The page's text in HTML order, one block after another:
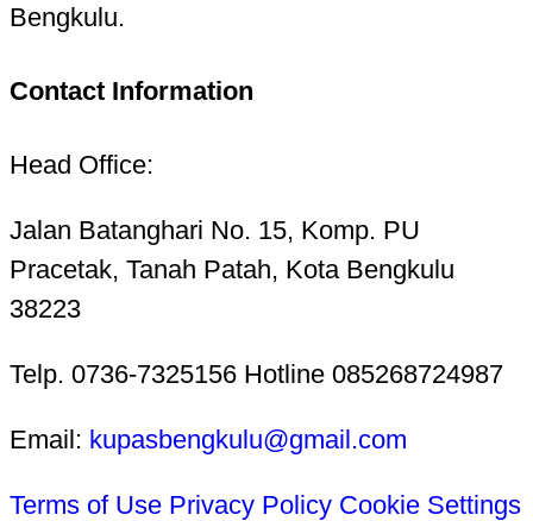
Bengkulu.
Contact Information
Head Office:
Jalan Batanghari No. 15, Komp. PU
Pracetak, Tanah Patah, Kota Bengkulu
38223
Telp. 0736-7325156 Hotline 085268724987
Email: kupasbengkulu@gmail.com
Terms of Use Privacy Policy Cookie Settings